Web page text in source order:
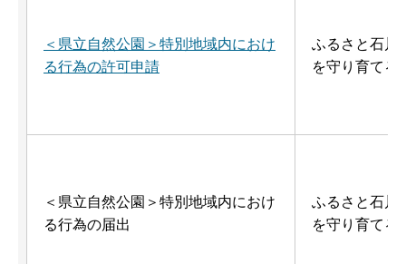
＜県立自然公園＞特別地域内におけ
る行為の許可申請
ふるさと石川
を守り育てる
＜県立自然公園＞特別地域内におけ
る行為の届出
ふるさと石川
を守り育てる